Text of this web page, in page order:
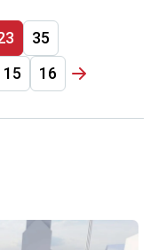
35
15 16